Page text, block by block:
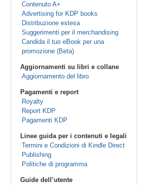
Contenuto A+
Advertising for KDP books
Distribuzione estesa
Suggerimenti per il merchandising
Candida il tuo eBook per una
promozione (Beta)
Aggiornamenti su libri e collane
Aggiornamento del libro
Pagamenti e report
Royalty
Report KDP
Pagamenti KDP
Linee guida per i contenuti e legali
Termini e Condizioni di Kindle Direct
Publishing
Politiche di programma
Guide dell’utente